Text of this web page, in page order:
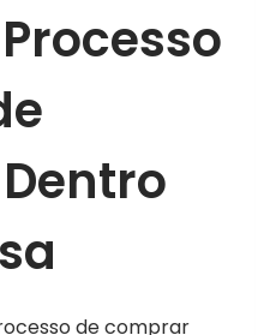
de comprar